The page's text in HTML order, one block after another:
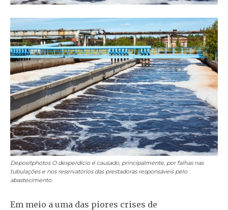
DepositphotosO desperdício é causado, principalmente, por falhas nas
tubulações e nos reservatórios das prestadoras responsáveis pelo
abastecimento.
Em meio a uma das piores crises de